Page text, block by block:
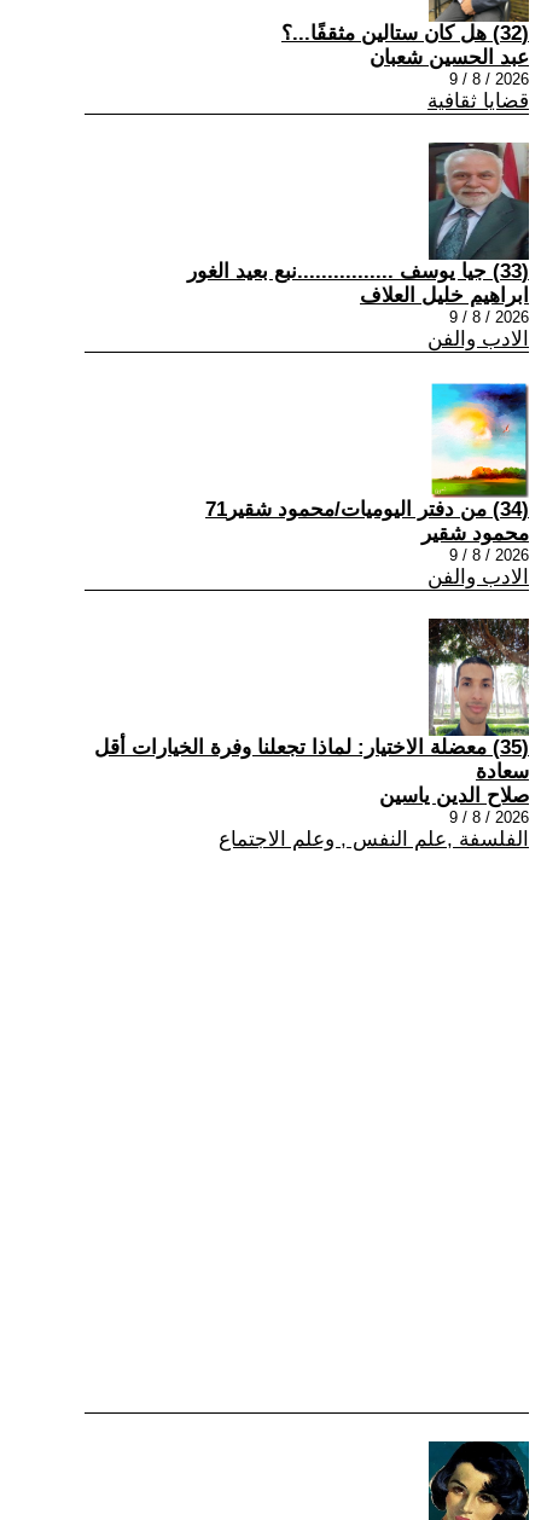
(32) هل كان ستالين مثقفًا...؟
عبد الحسين شعبان
2026 / 8 / 9
قضايا ثقافية
(33) جيا يوسف ................نبع بعيد الغور
ابراهيم خليل العلاف
2026 / 8 / 9
الادب والفن
(34) من دفتر اليوميات/محمود شقير71
محمود شقير
2026 / 8 / 9
الادب والفن
(35) معضلة الاختيار: لماذا تجعلنا وفرة الخيارات أقل
سعادة
صلاح الدين ياسين
2026 / 8 / 9
الفلسفة ,علم النفس , وعلم الاجتماع